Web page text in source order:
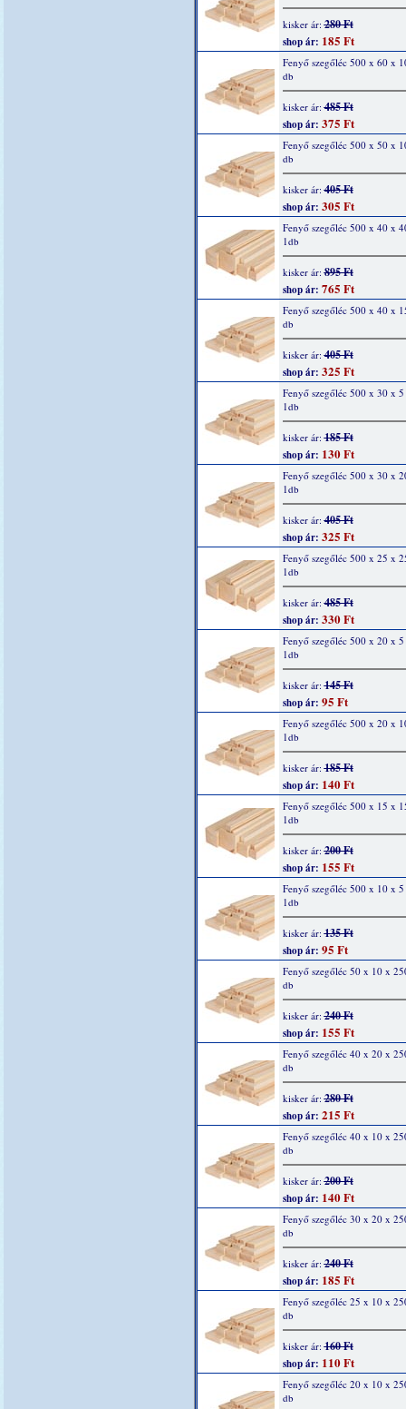
kisker ár:280 Ft
shop ár: 185 Ft
Fenyő szegőléc 500 x 60 x
db
kisker ár:485 Ft
shop ár: 375 Ft
Fenyő szegőléc 500 x 50 x
db
kisker ár:405 Ft
shop ár: 305 Ft
Fenyő szegőléc 500 x 40 x
1db
kisker ár:895 Ft
shop ár: 765 Ft
Fenyő szegőléc 500 x 40 x
db
kisker ár:405 Ft
shop ár: 325 Ft
Fenyő szegőléc 500 x 30 x
1db
kisker ár:185 Ft
shop ár: 130 Ft
Fenyő szegőléc 500 x 30 x
1db
kisker ár:405 Ft
shop ár: 325 Ft
Fenyő szegőléc 500 x 25 x
1db
kisker ár:485 Ft
shop ár: 330 Ft
Fenyő szegőléc 500 x 20 x
1db
kisker ár:145 Ft
shop ár: 95 Ft
Fenyő szegőléc 500 x 20 x
1db
kisker ár:185 Ft
shop ár: 140 Ft
Fenyő szegőléc 500 x 15 x
1db
kisker ár:200 Ft
shop ár: 155 Ft
Fenyő szegőléc 500 x 10 x
1db
kisker ár:135 Ft
shop ár: 95 Ft
Fenyő szegőléc 50 x 10 x
db
kisker ár:240 Ft
shop ár: 155 Ft
Fenyő szegőléc 40 x 20 x
db
kisker ár:280 Ft
shop ár: 215 Ft
Fenyő szegőléc 40 x 10 x
db
kisker ár:200 Ft
shop ár: 140 Ft
Fenyő szegőléc 30 x 20 x
db
kisker ár:240 Ft
shop ár: 185 Ft
Fenyő szegőléc 25 x 10 x
db
kisker ár:160 Ft
shop ár: 110 Ft
Fenyő szegőléc 20 x 10 x
db